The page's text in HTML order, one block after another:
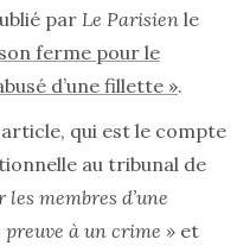
par Le Parisien le
ferme pour le
d’une fillette ».
qui est le compte
au tribunal de
membres d’une
preuve à un crime » et